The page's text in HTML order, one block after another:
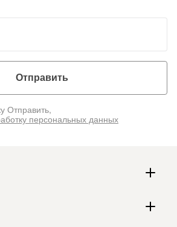
Отправить
Отправить,
персональных данных
раз в 2 недели